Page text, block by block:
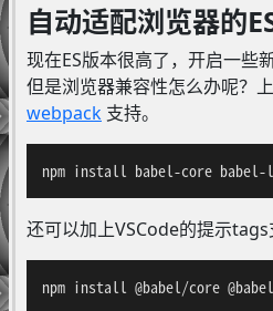
自动适配浏览器的
现在ES版本很高了，开启一些
但是浏览器兼容性怎么办呢？上
webpack支持。
npm install babel-core babel-
还可以加上VSCode的提示tags
npm install @babel/core